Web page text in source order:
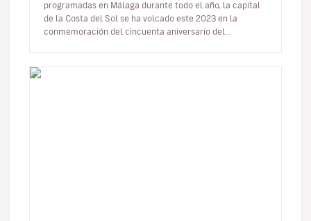
programadas en Málaga durante todo el año, la capital
de la Costa del Sol se ha volcado este 2023 en la
conmemoración del cincuenta aniversario del